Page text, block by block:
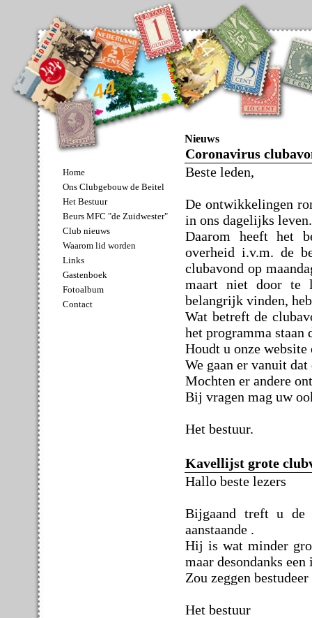
Home
Ons Clubgebouw de Beitel
Het Bestuur
Beurs MFC "de Zuidwester"
Club nieuws
Waarom lid worden
Links
Gastenboek
Fotoalbum
Contact
Nieuws
Coronavirus
Beste leden,
De ontwikkelingen
in ons dagelijks leven.
Daarom heeft het
overheid i.v.m. de
clubavond op
maart niet door te
belangrijk vinden,
Wat betreft de
het programma
Houdt u onze
We gaan er vanuit
Mochten er andere
Bij vragen mag uw
Het bestuur.
Kavellijst grote
Hallo beste lezers
Bijgaand treft u de
aanstaande .
Hij is wat minder
maar desondanks
Zou zeggen
Het bestuur